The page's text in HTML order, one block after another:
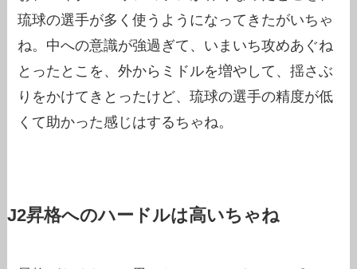
琉球の選手が多く使うようになってきたがいちゃ
ね。中への意識が強過ぎて、いまいち攻めあぐね
とったとこを、外からミドルを増やして、揺さぶ
りをかけてきとったけど、琉球の選手の精度が低
くて助かった感じはするちゃね。
J2昇格へのハードルは高いちゃね